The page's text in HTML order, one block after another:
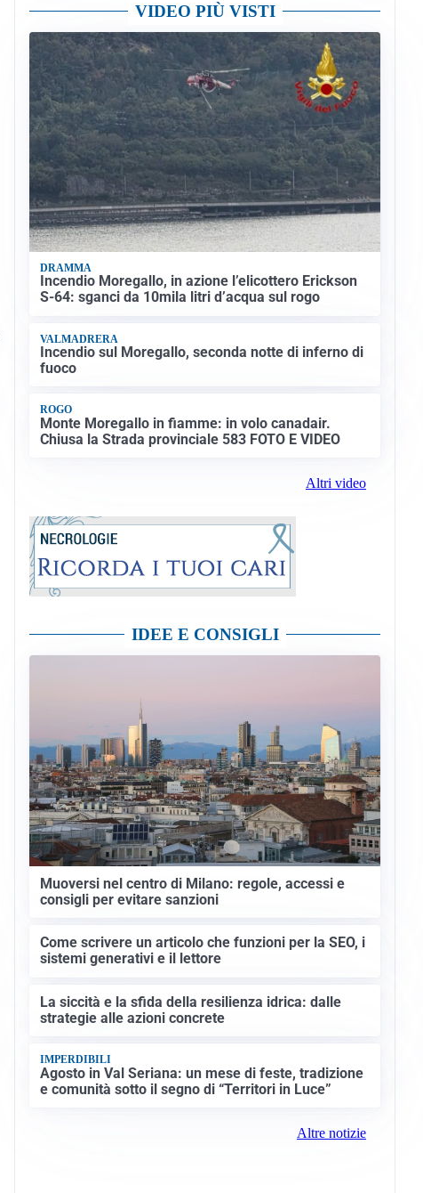
VIDEO PIÙ VISTI
DRAMMA
Incendio Moregallo, in azione l’elicottero Erickson
S-64: sganci da 10mila litri d’acqua sul rogo
VALMADRERA
Incendio sul Moregallo, seconda notte di inferno di
fuoco
ROGO
Monte Moregallo in fiamme: in volo canadair.
Chiusa la Strada provinciale 583 FOTO E VIDEO
Altri video
IDEE E CONSIGLI
Muoversi nel centro di Milano: regole, accessi e
consigli per evitare sanzioni
Come scrivere un articolo che funzioni per la SEO, i
sistemi generativi e il lettore
La siccità e la sfida della resilienza idrica: dalle
strategie alle azioni concrete
IMPERDIBILI
Agosto in Val Seriana: un mese di feste, tradizione
e comunità sotto il segno di “Territori in Luce”
Altre notizie